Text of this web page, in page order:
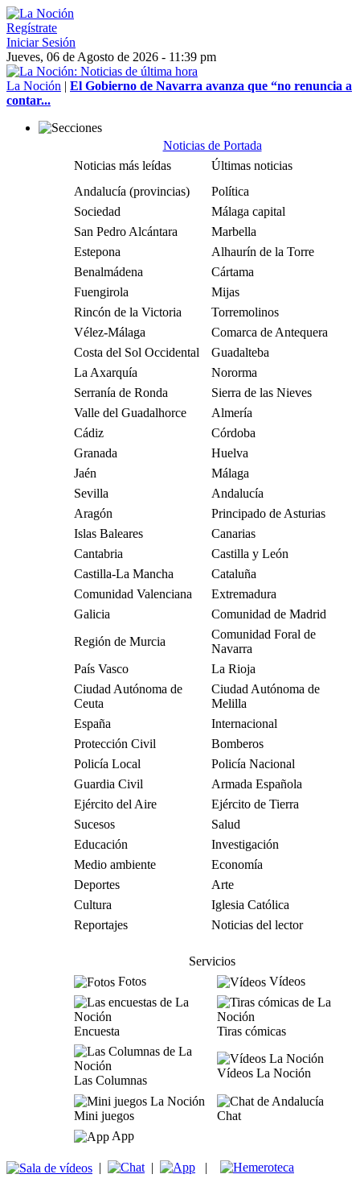
Regístrate
Iniciar Sesión
Jueves, 06 de Agosto de 2026 - 11:39 pm
La Noción | El Gobierno de Navarra avanza que “no renuncia a
contar...
Noticias de Portada
Noticias más leídas
Últimas noticias
Andalucía (provincias)
Política
Sociedad
Málaga capital
San Pedro Alcántara
Marbella
Estepona
Alhaurín de la Torre
Benalmádena
Cártama
Fuengirola
Mijas
Rincón de la Victoria
Torremolinos
Vélez-Málaga
Comarca de Antequera
Costa del Sol Occidental
Guadalteba
La Axarquía
Nororma
Serranía de Ronda
Sierra de las Nieves
Valle del Guadalhorce
Almería
Cádiz
Córdoba
Granada
Huelva
Jaén
Málaga
Sevilla
Andalucía
Aragón
Principado de Asturias
Islas Baleares
Canarias
Cantabria
Castilla y León
Castilla-La Mancha
Cataluña
Comunidad Valenciana
Extremadura
Galicia
Comunidad de Madrid
Región de Murcia
Comunidad Foral de
Navarra
País Vasco
La Rioja
Ciudad Autónoma de
Ceuta
Ciudad Autónoma de
Melilla
España
Internacional
Protección Civil
Bomberos
Policía Local
Policía Nacional
Guardia Civil
Armada Española
Ejército del Aire
Ejército de Tierra
Sucesos
Salud
Educación
Investigación
Medio ambiente
Economía
Deportes
Arte
Cultura
Iglesia Católica
Reportajes
Noticias del lector
Servicios
Fotos
Vídeos
Encuesta Tiras cómicas
Las Columnas
Vídeos La Noción
Mini juegos
Chat
App
| | |